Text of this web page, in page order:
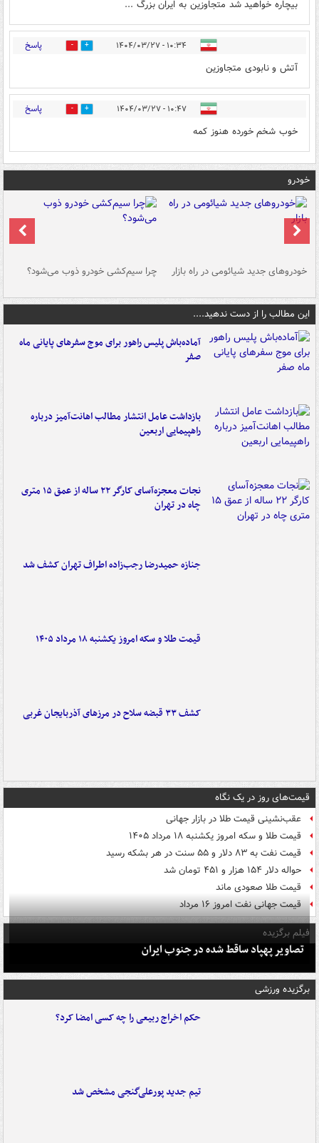
بیچاره خواهید شد متجاوزین به ایران بزرگ ...
۱۰:۳۴ - ۱۴۰۴/۰۳/۲۷ 0 پاسخ
آتش و نابودی متجاوزین
۱۰:۴۷ - ۱۴۰۴/۰۳/۲۷ 0 پاسخ
خوب شخم خورده هنوز کمه
خودرو
خودروهای جدید شیائومی در راه بازار چرا سیم‌کشی خودرو ذوب می‌شود؟
این مطالب را از دست ندهید....
آماده‌باش پلیس راهور برای موج سفرهای پایانی ماه
صفر
بازداشت عامل انتشار مطالب اهانت‌آمیز درباره
راهپیمایی اربعین
نجات معجزه‌آسای کارگر ۲۲ ساله از عمق ۱۵ متری
چاه در تهران
جنازه حمیدرضا رجب‌زاده اطراف تهران کشف شد
قیمت طلا و سکه امروز یکشنبه ۱۸ مرداد ۱۴۰۵
کشف ۳۳ قبضه سلاح در مرزهای آذربایجان غربی
قیمت‌های روز در یک نگاه
عقب‌نشینی قیمت طلا در بازار جهانی
قیمت طلا و سکه امروز یکشنبه ۱۸ مرداد ۱۴۰۵
قیمت نفت به ۸۳ دلار و ۵۵ سنت در هر بشکه رسید
حواله دلار ۱۵۴ هزار و ۴۵۱ تومان شد
قیمت طلا صعودی ماند
قیمت جهانی نفت امروز ۱۶ مرداد
فیلم برگزیده
تصاویر پهپاد ساقط شده در جنوب ایران
برگزیده ورزشی
حکم اخراج ربیعی را چه کسی امضا کرد؟
تیم جدید پورعلی‌گنجی مشخص شد